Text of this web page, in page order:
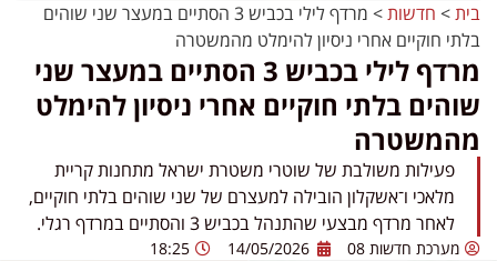
בית> חדשות>
מרדף לילי בכביש 3 הסתיים במעצר שני שוהים
בלתי חוקיים אחרי ניסיון להימלט מהמשטרה
מרדף לילי בכביש 3 הסתיים במעצר שני
שוהים בלתי חוקיים אחרי ניסיון להימלט
מהמשטרה
פעילות משולבת של שוטרי משטרת ישראל מתחנות קריית
מלאכי ו־אשקלון הובילה למעצרם של שני שוהים בלתי חוקיים,
לאחר מרדף מבצעי שהתנהל בכביש 3 והסתיים במרדף רגלי.
מערכת חדשות 08 14/05/2026
18:25